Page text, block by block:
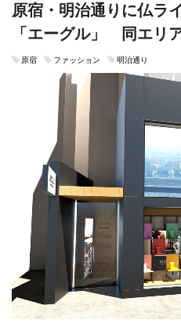
原宿・明治通りに仏ラ
「エーグル」 同エリ
原宿 ファッション 明治通り